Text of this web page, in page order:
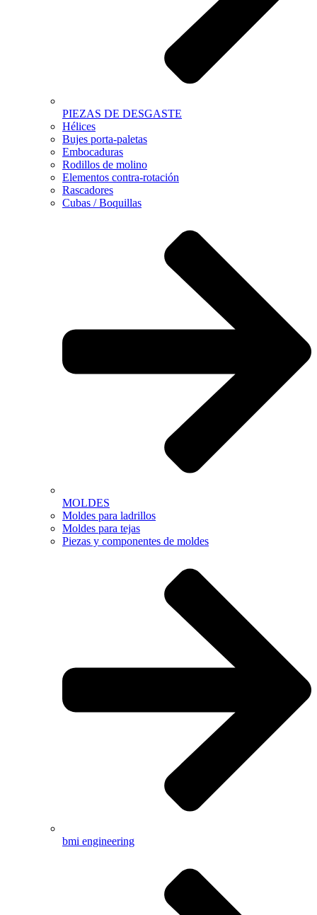
PIEZAS DE DESGASTE
Hélices
Bujes porta-paletas
Embocaduras
Rodillos de molino
Elementos contra-rotación
Rascadores
Cubas / Boquillas
MOLDES
Moldes para ladrillos
Moldes para tejas
Piezas y componentes de moldes
bmi engineering